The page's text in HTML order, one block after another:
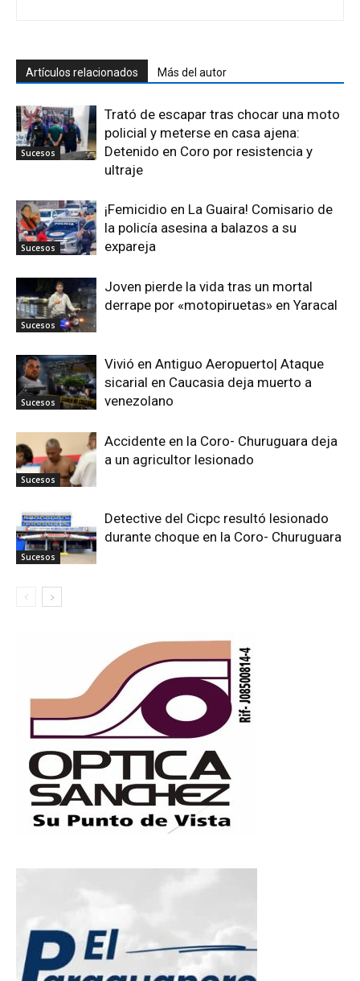
Artículos relacionados Más del autor
Sucesos
Trató de escapar tras chocar una moto
policial y meterse en casa ajena:
Detenido en Coro por resistencia y
ultraje
Sucesos
¡Femicidio en La Guaira! Comisario de
la policía asesina a balazos a su
expareja
Sucesos
Joven pierde la vida tras un mortal
derrape por «motopiruetas» en Yaracal
Sucesos
Vivió en Antiguo Aeropuerto| Ataque
sicarial en Caucasia deja muerto a
venezolano
Sucesos
Accidente en la Coro- Churuguara deja
a un agricultor lesionado
Sucesos
Detective del Cicpc resultó lesionado
durante choque en la Coro- Churuguara